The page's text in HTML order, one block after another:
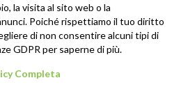
la visita al sito web o la
Poiché rispettiamo il tuo diritto
di non consentire alcuni tipi di
GDPR per saperne di più.
Completa